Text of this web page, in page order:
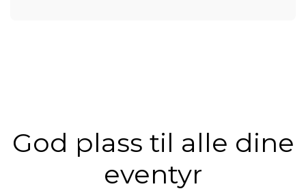
God plass til alle dine
eventyr